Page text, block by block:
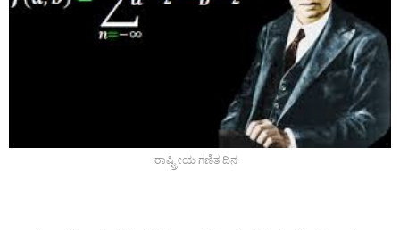
ರಾಷ್ಟ್ರೀಯ ಗಣಿತ ದಿನ